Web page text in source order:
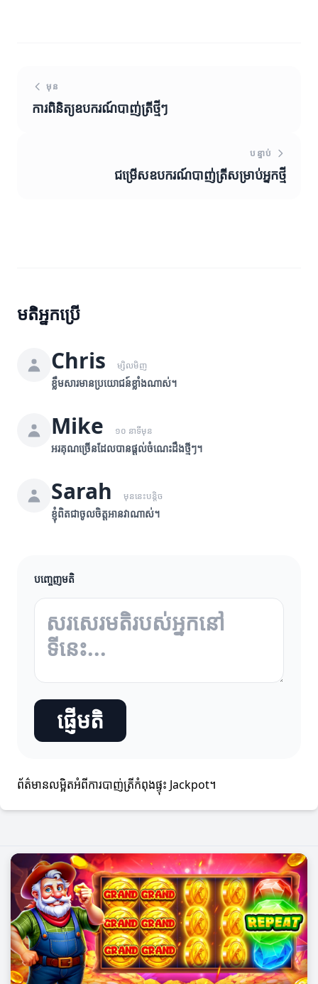
មុន
ការពិនិត្យឧបករណ៍បាញ់ត្រីថ្មីៗ
បន្ទាប់
ជម្រើសឧបករណ៍បាញ់ត្រីសម្រាប់អ្នកថ្មី
មតិអ្នកប្រើ
Chris ម្សិលមិញ
ខ្លឹមសារមានប្រយោជន៍ខ្លាំងណាស់។
Mike ១០ នាទីមុន
អរគុណច្រើនដែលបានផ្តល់ចំណេះដឹងថ្មីៗ។
Sarah មុននេះបន្តិច
ខ្ញុំពិតជាចូលចិត្តអានវាណាស់។
បញ្ចេញមតិ
ផ្ញើមតិ
ព័ត៌មានលម្អិតអំពីការបាញ់ត្រីកំពុងផ្ទុះ Jackpot។